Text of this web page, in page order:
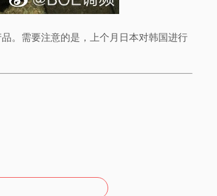
。需要注意的是，上个月日本对韩国进行